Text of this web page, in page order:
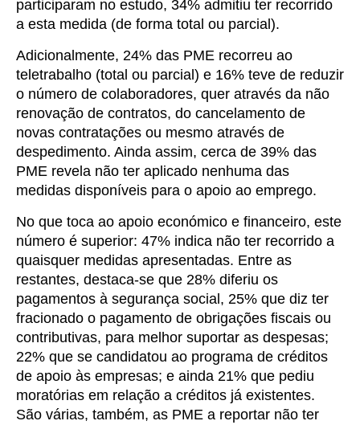
participaram no estudo, 34% admitiu ter recorrido
a esta medida (de forma total ou parcial).
Adicionalmente, 24% das PME recorreu ao
teletrabalho (total ou parcial) e 16% teve de reduzir
o número de colaboradores, quer através da não
renovação de contratos, do cancelamento de
novas contratações ou mesmo através de
despedimento. Ainda assim, cerca de 39% das
PME revela não ter aplicado nenhuma das
medidas disponíveis para o apoio ao emprego.
No que toca ao apoio económico e financeiro, este
número é superior: 47% indica não ter recorrido a
quaisquer medidas apresentadas. Entre as
restantes, destaca-se que 28% diferiu os
pagamentos à segurança social, 25% que diz ter
fracionado o pagamento de obrigações fiscais ou
contributivas, para melhor suportar as despesas;
22% que se candidatou ao programa de créditos
de apoio às empresas; e ainda 21% que pediu
moratórias em relação a créditos já existentes.
São várias, também, as PME a reportar não ter